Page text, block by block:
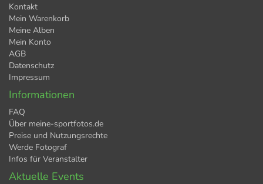
Kontakt
Mein Warenkorb
Meine Alben
Mein Konto
AGB
Datenschutz
Impressum
Informationen
FAQ
Über meine-sportfotos.de
Preise und Nutzungsrechte
Werde Fotograf
Infos für Veranstalter
Aktuelle Events